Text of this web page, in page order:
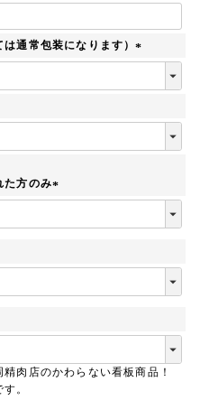
通常包装になります）
た方のみ
肉店のかわらない看板商品！
。